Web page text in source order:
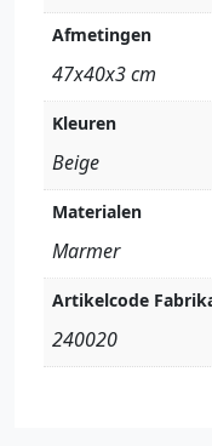
Afmetingen
47x40x3 cm
Kleuren
Beige
Materialen
Marmer
Artikelcode
240020